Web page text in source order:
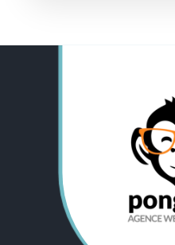
Rédiger des
RETOUR